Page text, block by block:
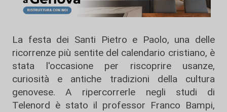
La festa dei Santi Pietro e Paolo, una delle
ricorrenze più sentite del calendario cristiano, è
stata l'occasione per riscoprire usanze,
curiosità e antiche tradizioni della cultura
genovese. A ripercorrerle negli studi di
Telenord è stato il professor Franco Bampi,